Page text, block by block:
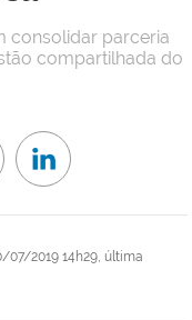
07/2019 14h29, última
consolidar parceria
compartilhada do